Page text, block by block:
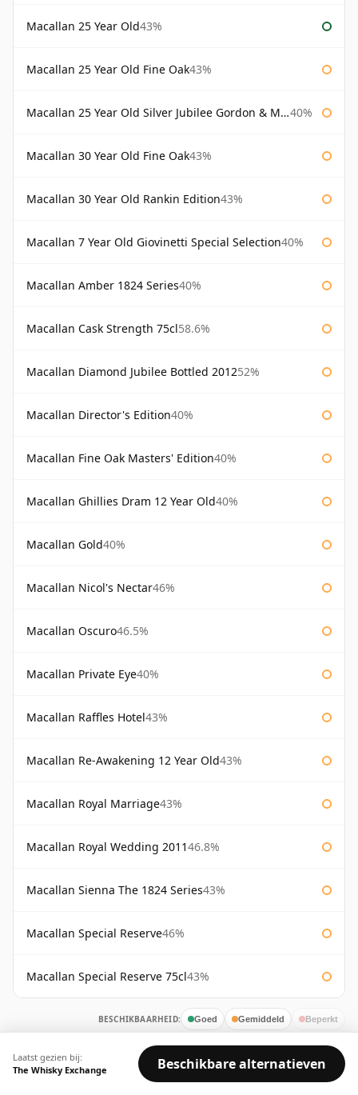
Macallan 25 Year Old43%
Macallan 25 Year Old Fine Oak43%
Macallan 25 Year Old Silver Jubilee Gordon & Macphail 40%
Macallan 30 Year Old Fine Oak43%
Macallan 30 Year Old Rankin Edition43%
Macallan 7 Year Old Giovinetti Special Selection40%
Macallan Amber 1824 Series40%
Macallan Cask Strength 75cl58.6%
Macallan Diamond Jubilee Bottled 201252%
Macallan Director's Edition40%
Macallan Fine Oak Masters' Edition40%
Macallan Ghillies Dram 12 Year Old40%
Macallan Gold40%
Macallan Nicol's Nectar46%
Macallan Oscuro46.5%
Macallan Private Eye40%
Macallan Raffles Hotel43%
Macallan Re-Awakening 12 Year Old43%
Macallan Royal Marriage43%
Macallan Royal Wedding 201146.8%
Macallan Sienna The 1824 Series43%
Macallan Special Reserve46%
Macallan Special Reserve 75cl43%
BESCHIKBAARHEID: Goed Gemiddeld Beperkt
Laatst gezien bij:
The Whisky Exchange
Beschikbare alternatieven